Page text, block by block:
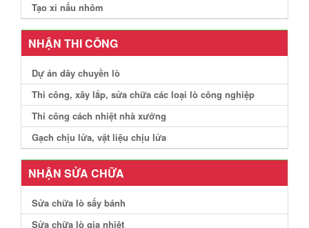
Tạo xỉ nấu nhôm
NHẬN THI CÔNG
Dự án dây chuyền lò
Thi công, xây lắp, sửa chữa các loại lò công nghiệp
Thi công cách nhiệt nhà xưởng
Gạch chịu lửa, vật liệu chịu lửa
NHẬN SỬA CHỮA
Sửa chữa lò sấy bánh
Sửa chữa lò gia nhiệt